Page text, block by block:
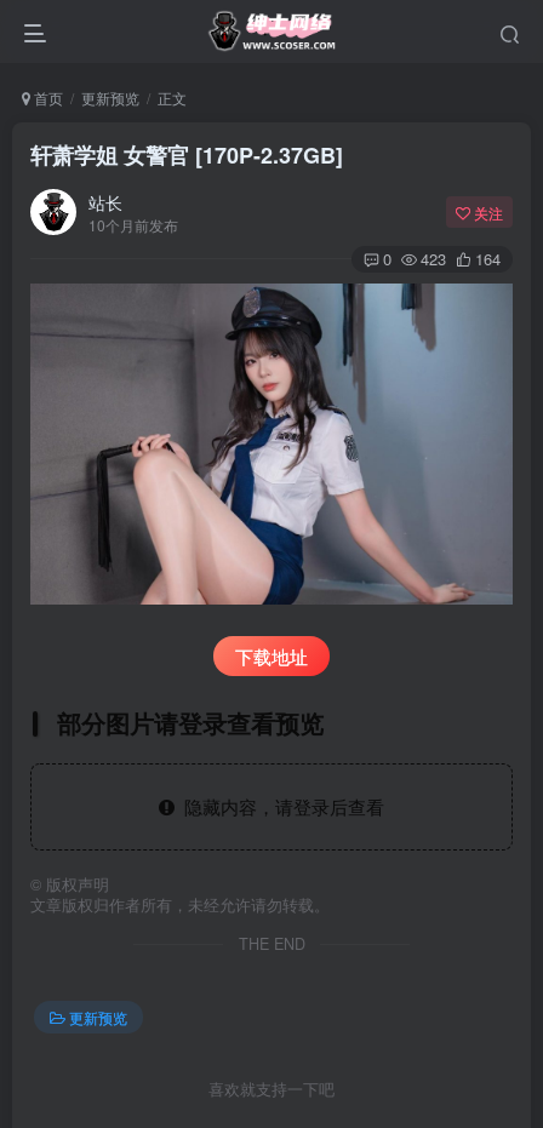
首页 更新预览 正文
轩萧学姐 女警官 [170P-2.37GB]
站长
10个月前发布
关注
0 423 164
下载地址
部分图片请登录查看预览
隐藏内容，请登录后查看
© 版权声明
文章版权归作者所有，未经允许请勿转载。
THE END
更新预览
喜欢就支持一下吧